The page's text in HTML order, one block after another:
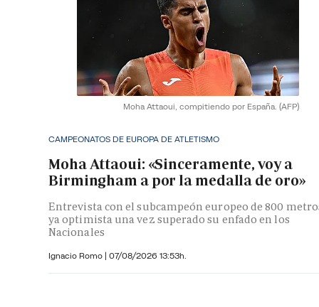
Moha Attaoui, compitiendo por España. (AFP)
CAMPEONATOS DE EUROPA DE ATLETISMO
Moha Attaoui: «Sinceramente, voy a
Birmingham a por la medalla de oro»
Entrevista con el subcampeón europeo de 800
ya optimista una vez superado su enfado en los
Nacionales
Ignacio Romo | 07/08/2026 13:53h.